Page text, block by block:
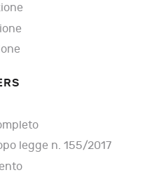
legge n. 155/2017